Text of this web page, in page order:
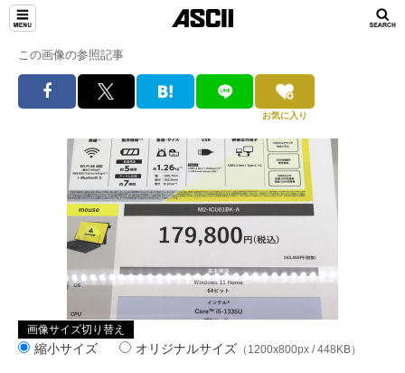
この画像の参照記事
お気に入り
画像サイズ切り替え
縮小サイズ オリジナルサイズ （1200x800px / 448KB）